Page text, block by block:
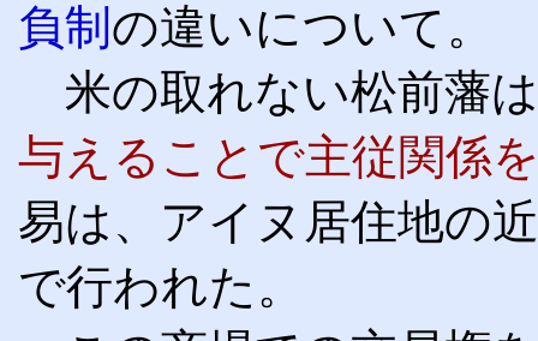
負制 の違いについて。
米の取れない松前藩
与えることで主従関係
易は、アイヌ居住地の
で行われた。